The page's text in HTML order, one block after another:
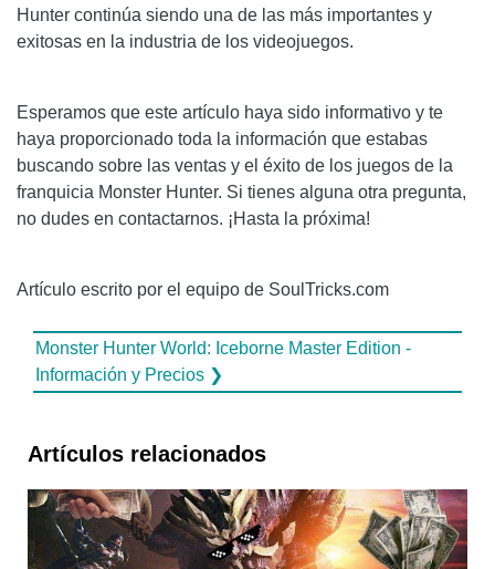
Hunter continúa siendo una de las más importantes y
exitosas en la industria de los videojuegos.
Esperamos que este artículo haya sido informativo y te
haya proporcionado toda la información que estabas
buscando sobre las ventas y el éxito de los juegos de la
franquicia Monster Hunter. Si tienes alguna otra pregunta,
no dudes en contactarnos. ¡Hasta la próxima!
Artículo escrito por el equipo de SoulTricks.com
Monster Hunter World: Iceborne Master Edition -
Información y Precios ❯
Artículos relacionados